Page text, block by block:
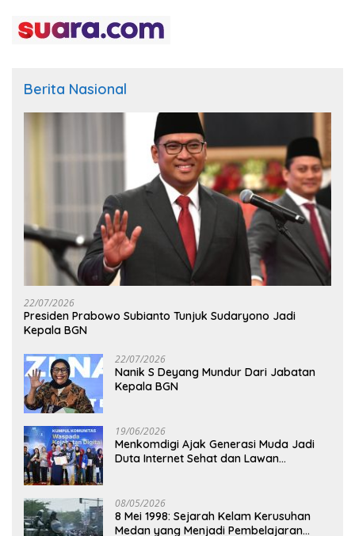
Berita Nasional
22/07/2026
Presiden Prabowo Subianto Tunjuk Sudaryono Jadi
Kepala BGN
22/07/2026
Nanik S Deyang Mundur Dari Jabatan
Kepala BGN
19/06/2026
Menkomdigi Ajak Generasi Muda Jadi
Duta Internet Sehat dan Lawan
08/05/2026
8 Mei 1998: Sejarah Kelam Kerusuhan
Medan yang Menjadi Pembelajaran